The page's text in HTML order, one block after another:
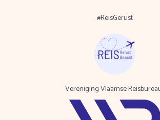
#ReisGerust
Vereniging Vlaamse